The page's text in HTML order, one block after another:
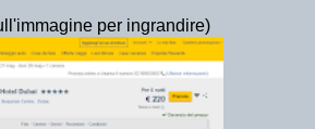
per ingrandire)